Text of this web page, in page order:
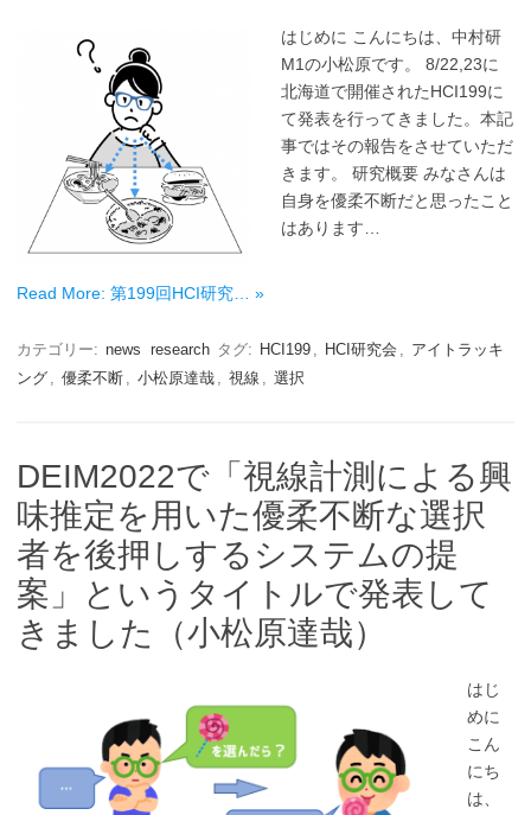
はじめに こんにちは、中村研
M1の小松原です。 8/22,23に
北海道で開催されたHCI199に
て発表を行ってきました。本記
事ではその報告をさせていただ
きます。 研究概要 みなさんは
自身を優柔不断だと思ったこと
はあります…
Read More: 第199回HCI研究… »
カテゴリー: news research タグ: HCI199 , HCI研究会 , アイトラッキ
ング , 優柔不断 , 小松原達哉 , 視線 , 選択
DEIM2022で「視線計測による興
味推定を用いた優柔不断な選択
者を後押しするシステムの提
案」というタイトルで発表して
きました（小松原達哉）
はじ
めに
こん
にち
は、